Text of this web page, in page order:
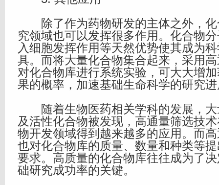
除了作为药物研发的主体之外，化
究领域也可以发挥很多作用。化合物
入细胞发挥作用等天然优势使其成为
具。而将大量化合物集合起来，采用
对化合物库进行系统实验，可大大增
果的概率，加速基础生命科学的研究
随着生物医药相关学科的发展，大
及活性化合物被发现，高通量筛选技
物开发领域得到越来越多的应用。而
也对化合物库的质量、数量和种类等
要求。高质量的化合物库往往成为了
础研究成功率的关键。